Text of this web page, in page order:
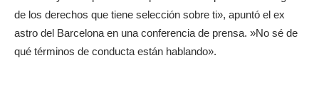
de los derechos que tiene selección sobre ti», apuntó el ex
astro del Barcelona en una conferencia de prensa. »No sé de
qué términos de conducta están hablando».